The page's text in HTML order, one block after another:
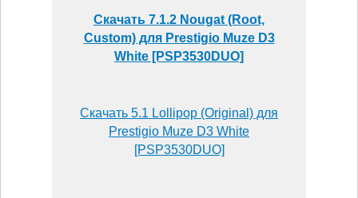
Скачать 7.1.2 Nougat (Root,
Custom) для Prestigio Muze D3
White [PSP3530DUO]
Скачать 5.1 Lollipop (Original) для
Prestigio Muze D3 White
[PSP3530DUO]